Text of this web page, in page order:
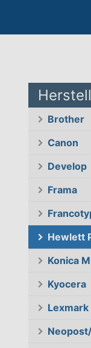
Brother
Canon
Develop
Frama
Hewlett
Konica
Kyocera
Lexmark